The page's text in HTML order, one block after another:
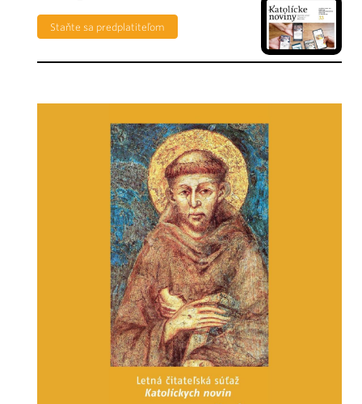
Staňte sa predplatiteľom